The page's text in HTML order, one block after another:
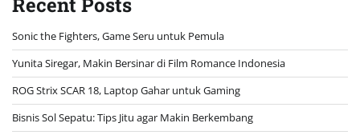
Sonic the Fighters, Game Seru untuk Pemula
Yunita Siregar, Makin Bersinar di Film Romance Indonesia
ROG Strix SCAR 18, Laptop Gahar untuk Gaming
Bisnis Sol Sepatu: Tips Jitu agar Makin Berkembang